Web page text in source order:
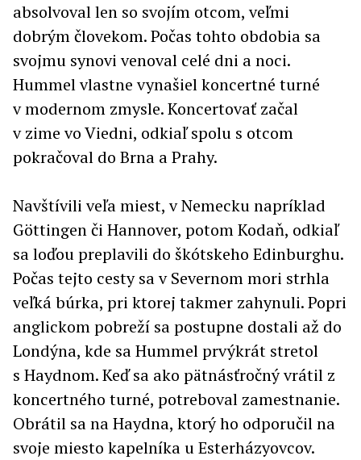
absolvoval len so svojím otcom, veľmi
dobrým človekom. Počas tohto obdobia sa
svojmu synovi venoval celé dni a noci.
Hummel vlastne vynašiel koncertné turné
v modernom zmysle. Koncertovať začal
v zime vo Viedni, odkiaľ spolu s otcom
pokračoval do Brna a Prahy.
Navštívili veľa miest, v Nemecku napríklad
Göttingen či Hannover, potom Kodaň, odkiaľ
sa loďou preplavili do škótskeho Edinburghu.
Počas tejto cesty sa v Severnom mori strhla
veľká búrka, pri ktorej takmer zahynuli. Popri
anglickom pobreží sa postupne dostali až do
Londýna, kde sa Hummel prvýkrát stretol
s Haydnom. Keď sa ako pätnásťročný vrátil z
koncertného turné, potreboval zamestnanie.
Obrátil sa na Haydna, ktorý ho odporučil na
svoje miesto kapelníka u Esterházyovcov.